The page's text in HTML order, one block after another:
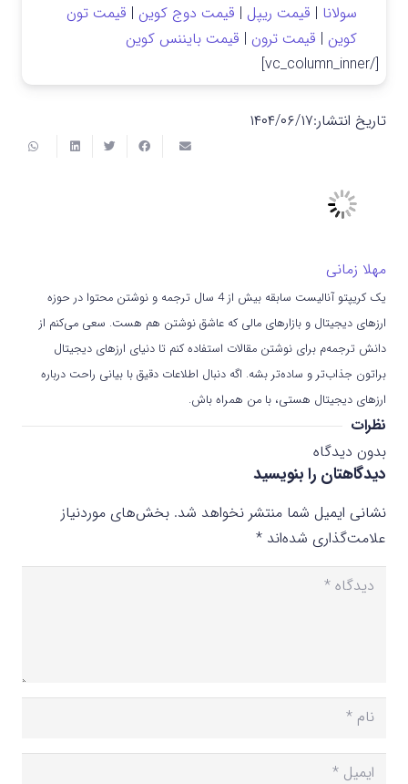
سولانا | قیمت ریپل | قیمت دوج کوین | قیمت تون
کوین | قیمت ترون | قیمت بایننس کوین
[/vc_column_inner]
تاریخ انتشار:۱۴۰۴/۰۶/۱۷
مهلا زمانی
یک کریپتو آنالیست سابقه بیش از 4 سال ترجمه و نوشتن محتوا در حوزه
ارزهای دیجیتال و بازارهای مالی که عاشق نوشتن هم هست. سعی می‌کنم از
دانش ترجمه‌م برای نوشتن مقالات استفاده کنم تا دنیای ارزهای دیجیتال
براتون جذاب‌تر و ساده‌تر بشه. اگه دنبال اطلاعات دقیق با بیانی راحت درباره
ارزهای دیجیتال هستی، با من همراه باش.
نظرات
بدون دیدگاه
دیدگاهتان را بنویسید
نشانی ایمیل شما منتشر نخواهد شد. بخش‌های موردنیاز
علامت‌گذاری شده‌اند *